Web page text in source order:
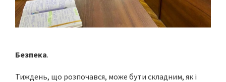
Безпека.
Тиждень, що розпочався, може бути складним, як і